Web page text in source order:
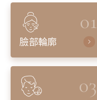
01
臉部輪廓
03